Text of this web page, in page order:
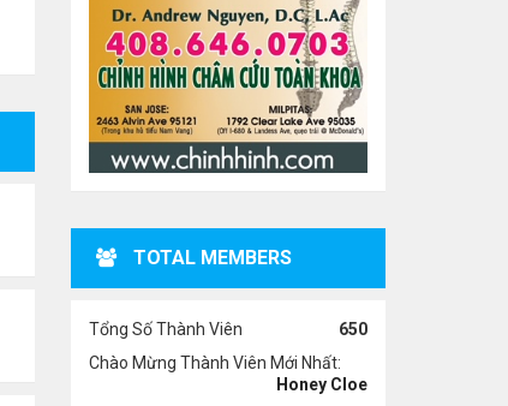
TOTAL MEMBERS
Tổng Số Thành Viên
650
Chào Mừng Thành Viên Mới Nhất:
Honey Cloe